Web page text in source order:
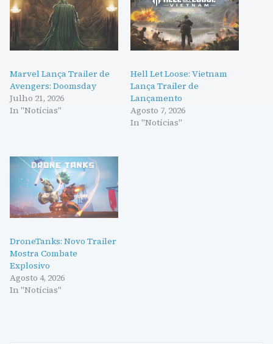
Marvel Lança Trailer de
Avengers: Doomsday
Julho 21, 2026
In "Notícias"
Hell Let Loose: Vietnam
Lança Trailer de
Lançamento
Agosto 7, 2026
In "Notícias"
DroneTanks: Novo Trailer
Mostra Combate
Explosivo
Agosto 4, 2026
In "Notícias"